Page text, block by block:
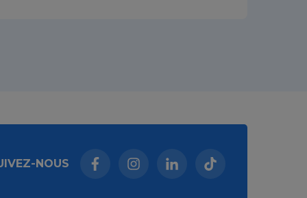
NOUS
Facebook (nouvelle fenêtre)
Instagram (nouvelle fenêtre)
Linkedin (nouvelle
Tiktok (nouvelle